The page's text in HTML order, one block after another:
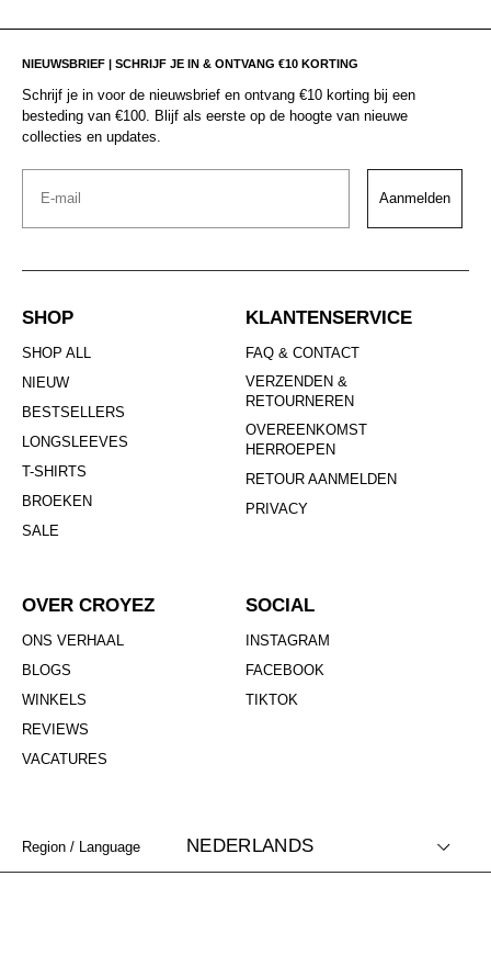
NIEUWSBRIEF | SCHRIJF JE IN & ONTVANG €10 KORTING
Schrijf je in voor de nieuwsbrief en ontvang €10 korting bij een
besteding van €100. Blijf als eerste op de hoogte van nieuwe
collecties en updates.
Email
Aanmelden
SHOP
SHOP ALL
NIEUW
BESTSELLERS
LONGSLEEVES
T-SHIRTS
BROEKEN
SALE
KLANTENSERVICE
FAQ & CONTACT
VERZENDEN &
RETOURNEREN
OVEREENKOMST
HERROEPEN
RETOUR AANMELDEN
PRIVACY
OVER CROYEZ
ONS VERHAAL
BLOGS
WINKELS
REVIEWS
VACATURES
SOCIAL
INSTAGRAM
FACEBOOK
TIKTOK
Region / Language NEDERLANDS